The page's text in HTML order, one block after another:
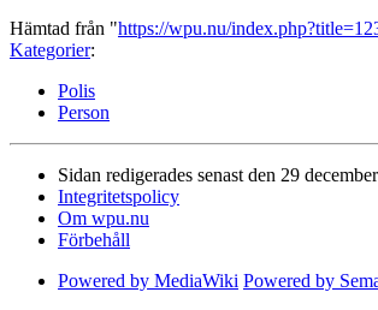
Hämtad från "https://wpu.nu/
Kategorier:
Polis
Person
Sidan redigerades senast den 29
Integritetspolicy
Om wpu.nu
Förbehåll
Powered by MediaWiki Powered by